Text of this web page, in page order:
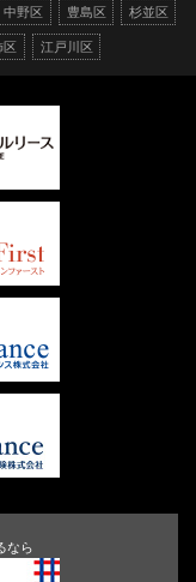
中野区 豊島区 杉並区
区 江戸川区
なら